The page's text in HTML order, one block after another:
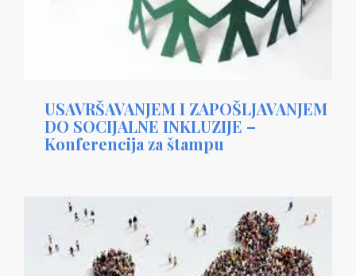
USAVRŠAVANJEM I ZAPOŠLJAVANJEM
DO SOCIJALNE INKLUZIJE –
Konferencija za štampu